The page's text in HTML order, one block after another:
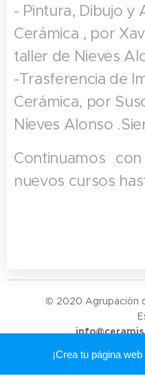
- Pintura, Dibujo y
Cerámica , por
taller de Nieves
-Trasferencia de
Cerámica, por
Nieves Alonso
Continuamos
nuevos cursos
© 2020 Agrupación
Creado
¡Crea tu página